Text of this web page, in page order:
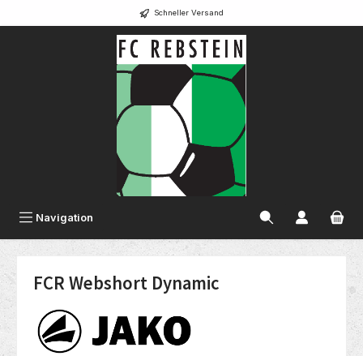
Schneller Versand
Navigation
FCR Webshort Dynamic